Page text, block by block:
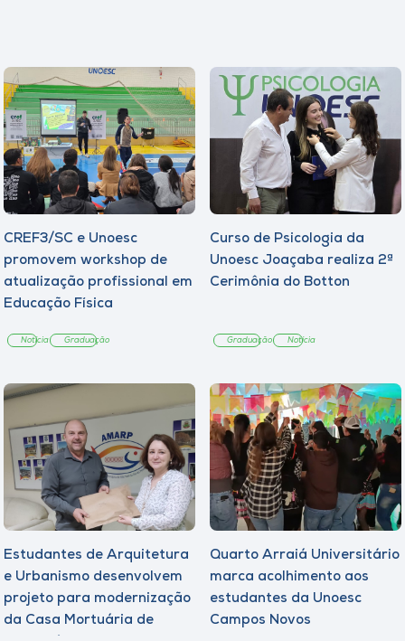
CREF3/SC e Unoesc
promovem workshop de
atualização profissional em
Educação Física
Notícia Graduação
Curso de Psicologia da
Unoesc Joaçaba realiza 2ª
Cerimônia do Botton
Graduação Notícia
Estudantes de Arquitetura
e Urbanismo desenvolvem
projeto para modernização
da Casa Mortuária de
Quarto Arraiá Universitário
marca acolhimento aos
estudantes da Unoesc
Campos Novos